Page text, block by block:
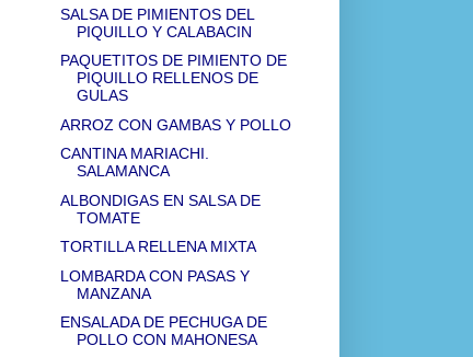
SALSA DE PIMIENTOS DEL
PIQUILLO Y CALABACIN
PAQUETITOS DE PIMIENTO DE
PIQUILLO RELLENOS DE
GULAS
ARROZ CON GAMBAS Y POLLO
CANTINA MARIACHI.
SALAMANCA
ALBONDIGAS EN SALSA DE
TOMATE
TORTILLA RELLENA MIXTA
LOMBARDA CON PASAS Y
MANZANA
ENSALADA DE PECHUGA DE
POLLO CON MAHONESA